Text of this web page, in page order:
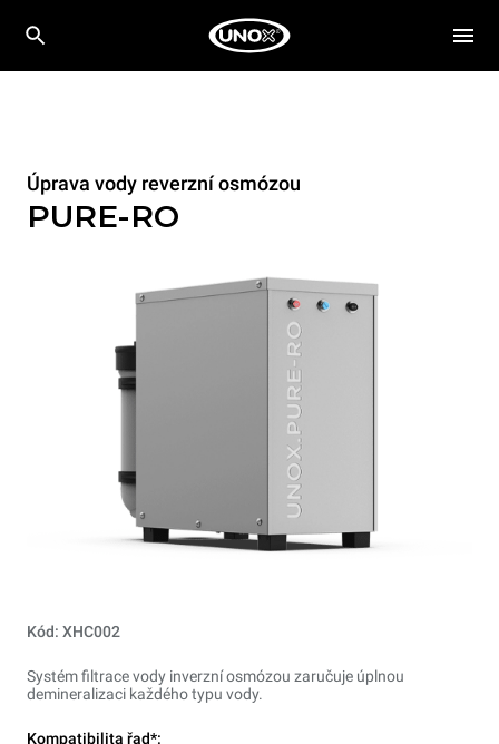
Úprava vody reverzní osmózou
PURE-RO
Kód: XHC002
Systém filtrace vody inverzní osmózou zaručuje úplnou
demineralizaci každého typu vody.
Kompatibilita řad*: